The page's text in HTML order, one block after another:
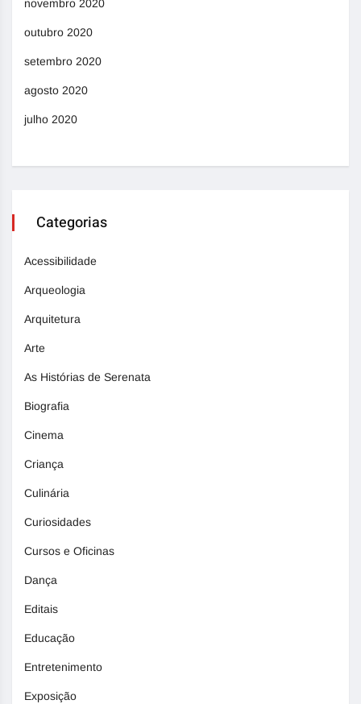
novembro 2020
outubro 2020
setembro 2020
agosto 2020
julho 2020
Categorias
Acessibilidade
Arqueologia
Arquitetura
Arte
As Histórias de Serenata
Biografia
Cinema
Criança
Culinária
Curiosidades
Cursos e Oficinas
Dança
Editais
Educação
Entretenimento
Exposição